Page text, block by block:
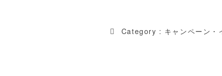
Category : キャンペーン・